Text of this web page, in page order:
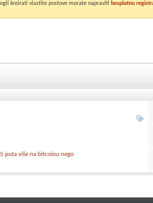
kreirati vlastite postove morate napraviti besplatnu
puta više na bitcoinu nego